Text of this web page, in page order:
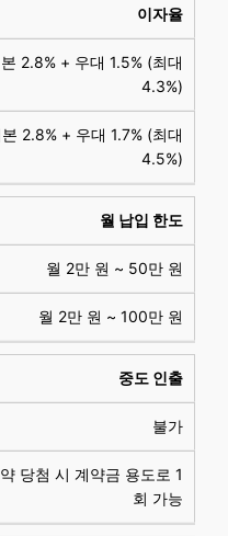
이자율
2.8% + 우대 1.5% (최대
4.3%)
2.8% + 우대 1.7% (최대
4.5%)
월 납입 한도
월 2만 원 ~ 50만 원
월 2만 원 ~ 100만 원
중도 인출
불가
당첨 시 계약금 용도로 1
회 가능